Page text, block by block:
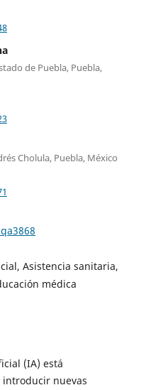
de Puebla, Puebla,
Cholula, Puebla, México
Asistencia sanitaria,
médica
(IA) está
nuevas